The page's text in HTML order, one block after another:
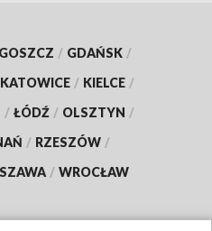
/ GDAŃSK /
KATOWICE / KIELCE /
/ ŁÓDŹ / OLSZTYN /
/ RZESZÓW /
/ WROCŁAW